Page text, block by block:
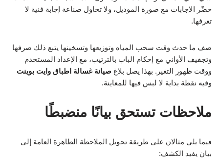
حضّر الإجابات مع صورة الموديل، ولا تحاول صناعة إجابة فنية لا
تعرفها.
صف ما حدث وقت سحب المياه وتوزيعها وتسخينها يتبع ذلك صرفها
وتجفيف الأواني مع إحكام الباب بالترتيب، مع الإعداد المستخدم
ووقت ظهور التغير. بهذا يصل بلاغ صيانة غسالة اطباق وايت بوينت
وفيه نقطة بداية لا لبس فيها للمعاينة.
ملاحظات تستحق بيانًا منضبطًا
فيما يلي مثالان على طريقة تحويل الملاحظة الظاهرة العامة إلى
بيان يفيد الكشف: